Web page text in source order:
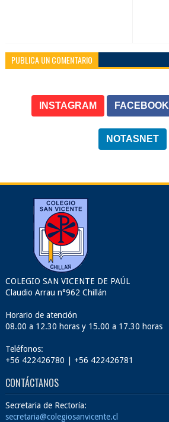
PUBLICA UN COMENTARIO
INSTAGRAM FACEBOOK
NOTASNET
COLEGIO SAN VICENTE DE PAÚL
Claudio Arrau n°962 Chillán
Horario de atención
08.00 a 12.30 horas y 15.00 a 17.30 horas
Teléfonos:
+56 422426780 | +56 422426781
CONTÁCTANOS
Secretaria de Rectoría:
secretaria@colegiosanvicente.cl